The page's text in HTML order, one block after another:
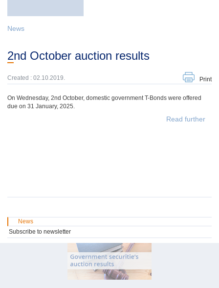
News
2nd October auction results
Created : 02.10.2019. Print
On Wednesday, 2nd October, domestic government T-Bonds were offered
due on 31 January, 2025.
Read further
News
Subscribe to newsletter